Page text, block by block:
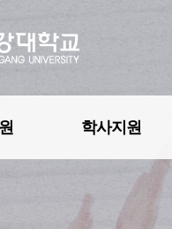
학사지원